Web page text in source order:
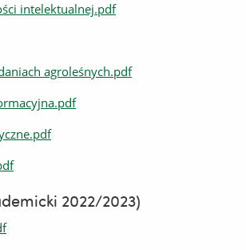
intelektualnej.pdf
agroleśnych.pdf
2022/2023)